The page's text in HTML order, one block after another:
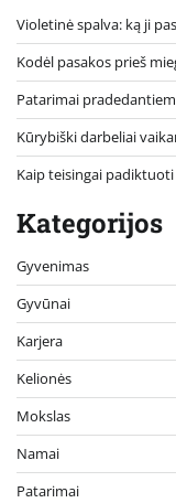
Violetinė spalva: ką ji
Kodėl pasakos prieš
Patarimai
Kūrybiški darbeliai
Kaip teisingai
Kategorijos
Gyvenimas
Gyvūnai
Karjera
Kelionės
Mokslas
Namai
Patarimai